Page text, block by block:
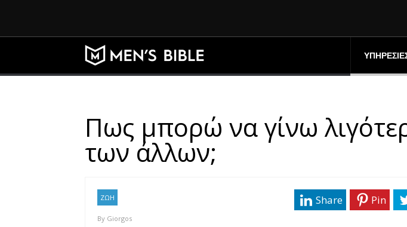
Πως μπορώ να γίνω
των άλλων;
ΖΩΗ
By Giorgos
Pin
Share